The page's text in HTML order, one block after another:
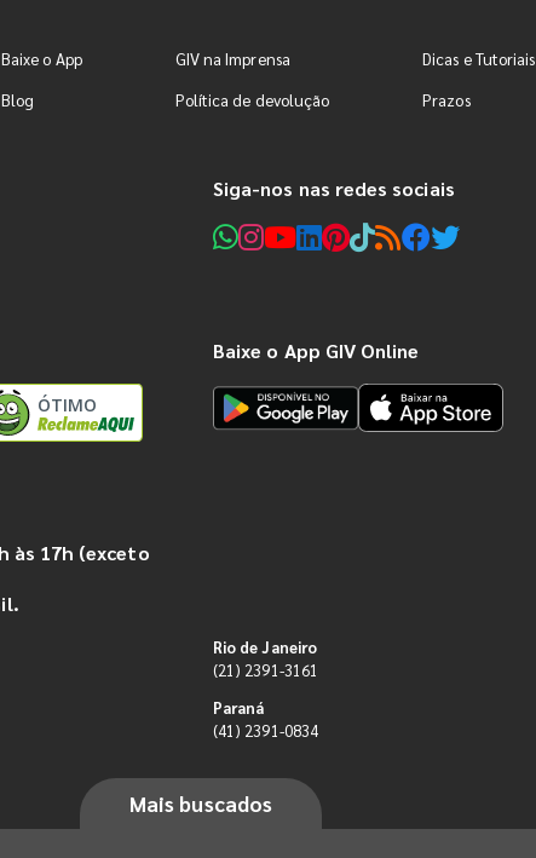
Baixe o App GIV na Imprensa Dicas e Tutoriais
Blog Política de devolução Prazos
Siga-nos nas redes sociais
ÓTIMO
Baixe o App GIV Online
às 17h (exceto
Rio de Janeiro
(21) 2391-3161
Paraná
(41) 2391-0834
Mais buscados